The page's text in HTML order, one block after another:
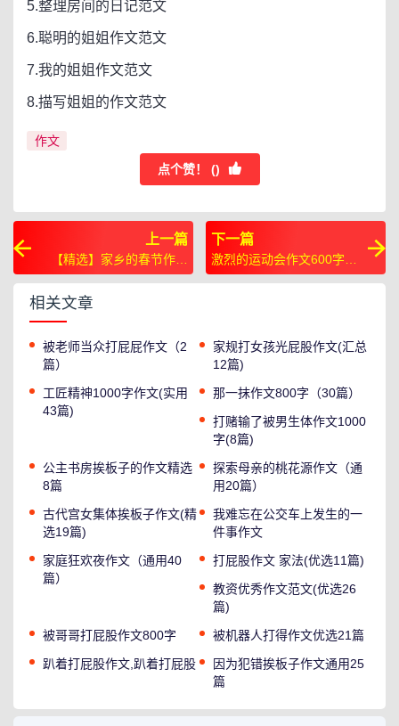
5.整理房间的日记范文
6.聪明的姐姐作文范文
7.我的姐姐作文范文
8.描写姐姐的作文范文
作文
点个赞！ ()
上一篇
【精选】家乡的春节作文
600字40篇
下一篇
激烈的运动会作文600字
（通用54篇）
相关文章
被老师当众打屁屁作文（2
篇）
家规打女孩光屁股作文(汇总
12篇)
工匠精神1000字作文(实用
43篇)
那一抹作文800字（30篇）
打赌输了被男生体作文1000
字(8篇)
公主书房挨板子的作文精选
8篇
探索母亲的桃花源作文（通
用20篇）
古代宫女集体挨板子作文(精
选19篇)
我难忘在公交车上发生的一
件事作文
家庭狂欢夜作文（通用40
篇）
打屁股作文 家法(优选11篇)
教资优秀作文范文(优选26
篇)
被哥哥打屁股作文800字
被机器人打得作文优选21篇
趴着打屁股作文,趴着打屁股
因为犯错挨板子作文通用25
篇